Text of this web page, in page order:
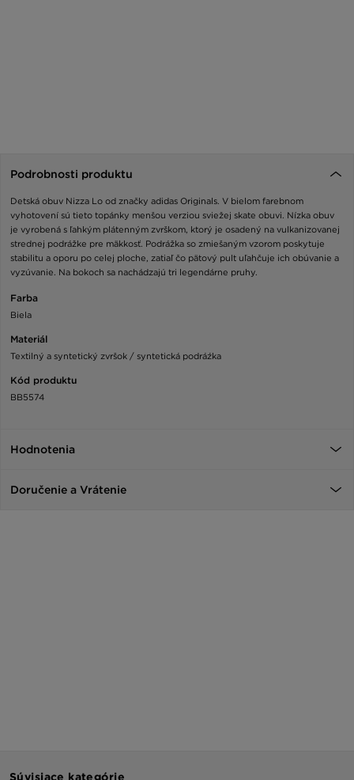
Podrobnosti produktu
Detská obuv Nizza Lo od značky adidas Originals. V bielom farebnom
vyhotovení sú tieto topánky menšou verziou sviežej skate obuvi. Nízka obuv
je vyrobená s ľahkým plátenným zvrškom, ktorý je osadený na vulkanizovanej
strednej podrážke pre mäkkosť. Podrážka so zmiešaným vzorom poskytuje
stabilitu a oporu po celej ploche, zatiaľ čo pätový pult uľahčuje ich obúvanie a
vyzúvanie. Na bokoch sa nachádzajú tri legendárne pruhy.
Farba
Biela
Materiál
Textilný a syntetický zvršok / syntetická podráźka
Kód produktu
BB5574
Hodnotenia
Doručenie a Vrátenie
Súvisiace kategórie